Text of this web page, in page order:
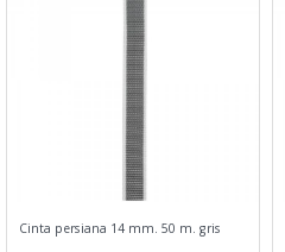
Cinta persiana 14 mm. 50 m. gris